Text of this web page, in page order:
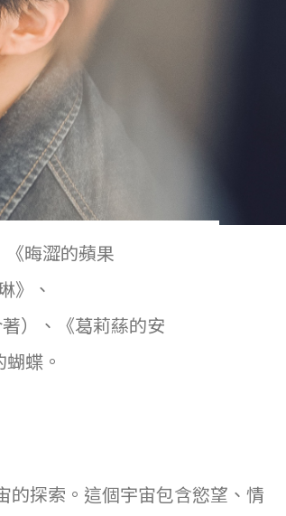
晦澀的蘋果
》、
）、《葛莉蕬的安
蝶。
的探索。這個宇宙包含慾望、情